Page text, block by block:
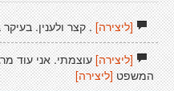
[ליצירה]. קצר ולענין.
[ליצירה]עוצמתי. אני עוד
המשפט [ליצירה]